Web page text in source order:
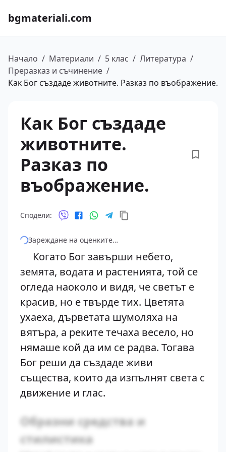
bgmateriali.com
Начало / Материали / 5 клас / Литература /
Преразказ и съчинение /
Как Бог създаде животните. Разказ по въображение.
Как Бог създаде
животните.
Разказ по
въображение.
Сподели:
Зареждане на оценките…
Когато Бог завърши небето,
земята, водата и растенията, той се
огледа наоколо и видя, че светът е
красив, но е твърде тих. Цветята
ухаеха, дърветата шумоляха на
вятъра, а реките течаха весело, но
нямаше кой да им се радва. Тогава
Бог реши да създаде живи
същества, които да изпълнят света с
движение и глас.
Образни средства и
стилистика